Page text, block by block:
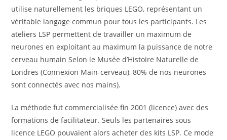
utilise naturellement les briques LEGO, représentant un
véritable langage commun pour tous les participants. Les
ateliers LSP permettent de travailler un maximum de
neurones en exploitant au maximum la puissance de notre
cerveau humain Selon le Musée d’Histoire Naturelle de
Londres (Connexion Main-cerveau), 80% de nos neurones
sont connectés avec nos mains).
La méthode fut commercialisée fin 2001 (licence) avec des
formations de facilitateur. Seuls les partenaires sous
licence LEGO pouvaient alors acheter des kits LSP. Ce mode